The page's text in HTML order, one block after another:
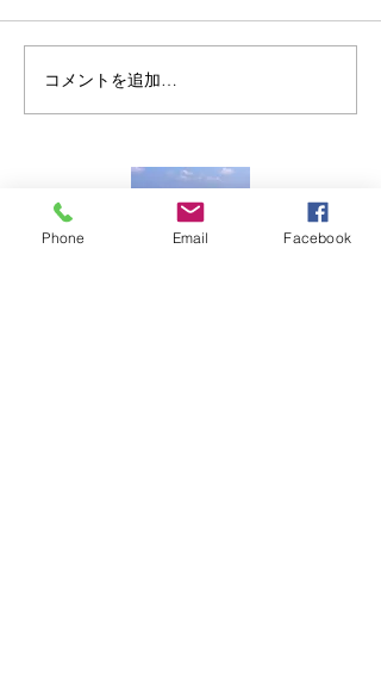
🌀台風対策は済みました
か？🌀
コメントを追加…
Phone Email Facebook